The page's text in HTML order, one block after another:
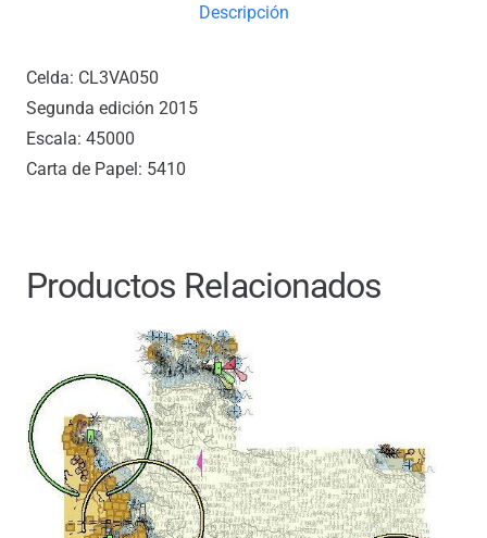
Descripción
Celda: CL3VA050
Segunda edición 2015
Escala: 45000
Carta de Papel: 5410
Productos Relacionados